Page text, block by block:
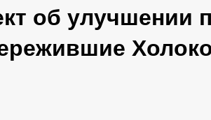
об улучшении